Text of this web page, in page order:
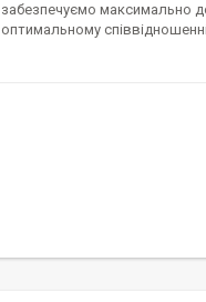
забезпечуємо максимально
оптимальному